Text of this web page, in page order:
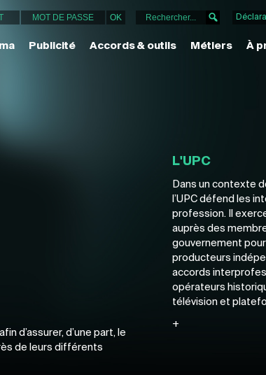
Publicité Accords & outils Métiers À
d’assurer, d’une part, le
de leurs différents
L'UPC
Dans un contexte
l’UPC défend les
profession. Il
auprès des
gouvernement
producteurs
accords
opérateurs
télévision et
+